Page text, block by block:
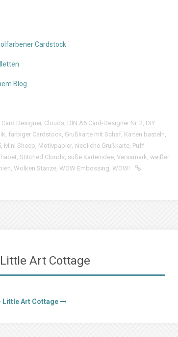
Cardstock
Blog.
Card Designer, Clouds, DIN A6 Card-Designer Nr. 2, DIY
, farbiger Cardstock, Grußkarte mit Schaf, Karten basteln,
, Mini Sheep, Motivpapier, niedliche Grußkarte, Puff
, Stitched Clouds, süße Kartenidee, Versamark, weißer
, Wolken Stanze, WOW Embossing, WOW!
Art Cottage
Little Art Cottage